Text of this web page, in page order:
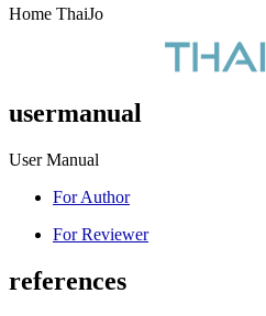
Home ThaiJo
usermanual
User Manual
For Author
For Reviewer
references